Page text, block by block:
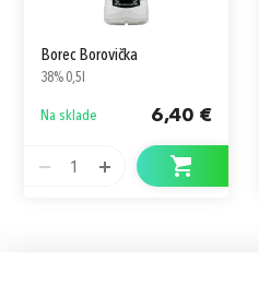
Borec Borovička
38% 0,5l
Na sklade 6,40 €
1